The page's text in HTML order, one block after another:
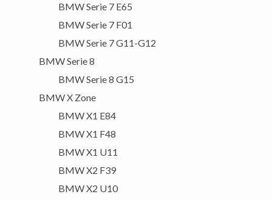
BMW Serie 7 E65
BMW Serie 7 F01
BMW Serie 7 G11-G12
BMW Serie 8
BMW Serie 8 G15
BMW X Zone
BMW X1 E84
BMW X1 F48
BMW X1 U11
BMW X2 F39
BMW X2 U10